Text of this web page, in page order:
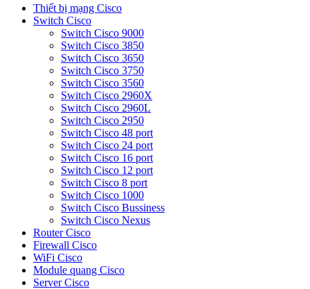
Thiết bị mạng Cisco
Switch Cisco
Switch Cisco 9000
Switch Cisco 3850
Switch Cisco 3650
Switch Cisco 3750
Switch Cisco 3560
Switch Cisco 2960X
Switch Cisco 2960L
Switch Cisco 2950
Switch Cisco 48 port
Switch Cisco 24 port
Switch Cisco 16 port
Switch Cisco 12 port
Switch Cisco 8 port
Switch Cisco 1000
Switch Cisco Bussiness
Switch Cisco Nexus
Router Cisco
Firewall Cisco
WiFi Cisco
Module quang Cisco
Server Cisco